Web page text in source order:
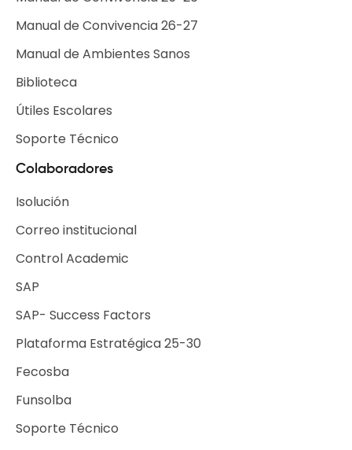
Selecciones Deportivas
Grupos Institucionales
Manual de Convivencia 26-27
Manual de Ambientes Sanos
Biblioteca
Útiles Escolares
Soporte Técnico
Colaboradores
Isolución
Correo institucional
Control Academic
SAP
SAP- Success Factors
Plataforma Estratégica 25-30
Fecosba
Funsolba
Soporte Técnico